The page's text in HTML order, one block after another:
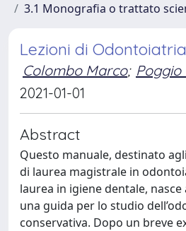
3.1 Monografia o trattato
Lezioni di
Colombo Marco; Poggio
2021-01-01
Abstract
Questo manuale, destinato
di laurea magistrale in
laurea in igiene dentale,
una guida per lo studio
conservativa. Dopo un breve